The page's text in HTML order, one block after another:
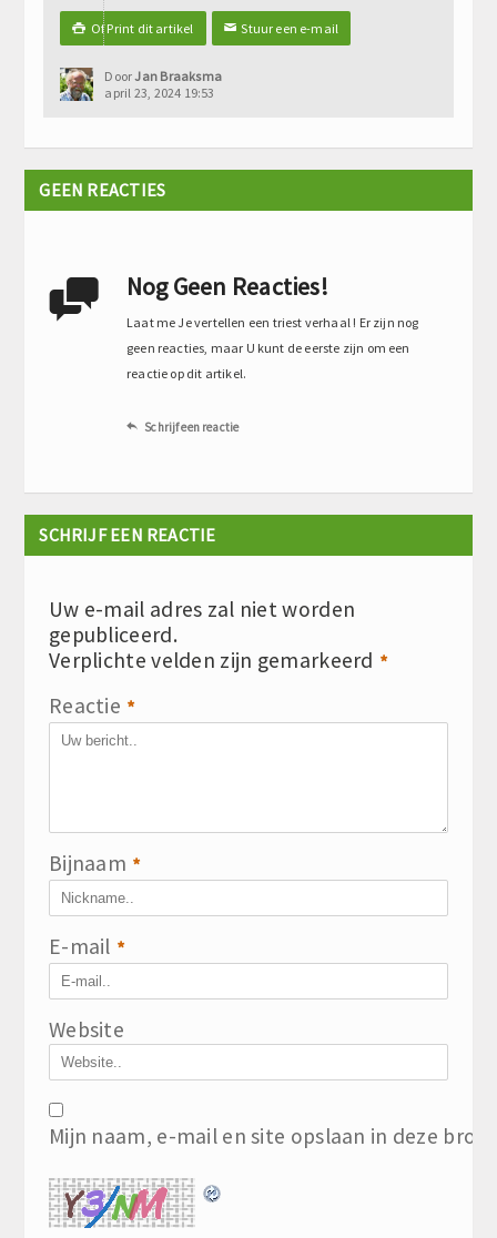
 Of Print dit artikel ✉Stuur een e-mail
DoorJan Braaksma
april 23, 2024 19:53
GEEN REACTIES
 Nog Geen Reacties!
Laat me Je vertellen een triest verhaal ! Er zijn nog
geen reacties, maar U kunt de eerste zijn om een
reactie op dit artikel.
 Schrijf een reactie
SCHRIJF EEN REACTIE
Uw e-mail adres zal niet worden
gepubliceerd.
Verplichte velden zijn gemarkeerd *
Reactie *
Bijnaam *
E-mail *
Website
Mijn naam, e-mail en site opslaan in deze